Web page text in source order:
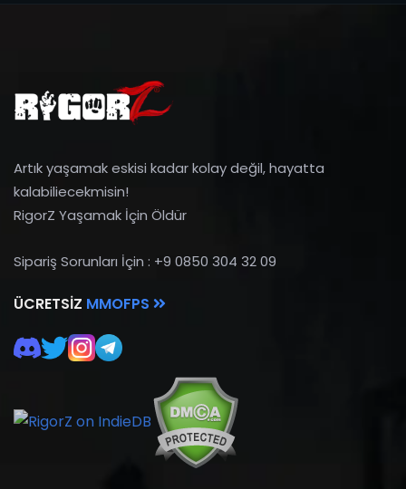
Artık yaşamak eskisi kadar kolay değil, hayatta
kalabiliecekmisin!
RigorZ Yaşamak İçin Öldür
Sipariş Sorunları İçin : +9 0850 304 32 09
ÜCRETSIZ MMOFPS